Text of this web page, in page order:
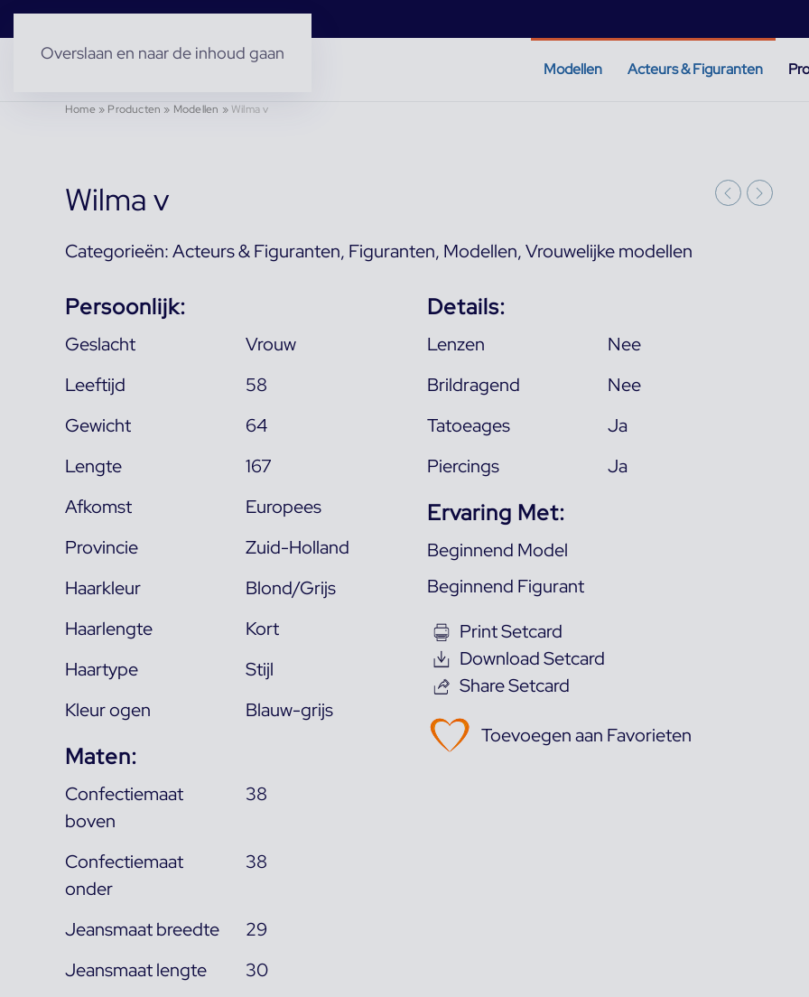
Overslaan en naar de inhoud gaan
Modellen Acteurs & Figuranten
Home» Producten » Modellen »Wilma v
Wilma v
Categorieën:Acteurs & Figuranten, Figuranten, Modellen,Vrouwelijke modellen
Persoonlijk:
Geslacht
Vrouw
Leeftijd
58
Gewicht
64
Lengte
167
Afkomst
Europees
Provincie
Zuid-Holland
Haarkleur
Blond/Grijs
Haarlengte
Kort
Haartype
Stijl
Kleur ogen
Blauw-grijs
Maten:
Confectiemaat
boven
38
Confectiemaat
onder
38
Jeansmaat breedte
29
Jeansmaat lengte
30
Details:
Lenzen
Nee
Brildragend
Nee
Tatoeages
Ja
Piercings
Ja
Ervaring Met:
Beginnend Model
Beginnend Figurant
Print Setcard
Download Setcard
Share Setcard
Toevoegen aan Favorieten